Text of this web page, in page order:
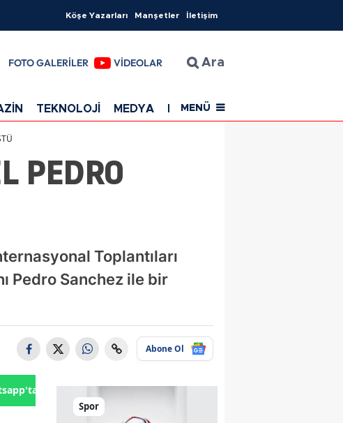
Köşe Yazarları Manşetler İletişim
FOTO GALERİLER VİDEOLAR Ara
TEKNOLOJİ MEDYA EĞİTİM SAĞLIK
MENÜ
PEDRO
Toplantıları
Pedro Sanchez ile bir
Abone Ol
Gönder
Spor